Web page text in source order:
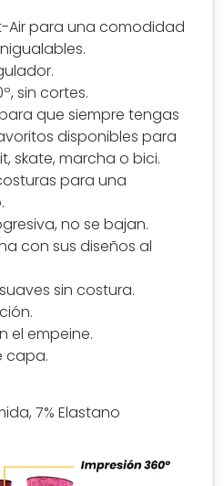
Air para una comodidad
sin cortes.
que siempre tengas
disponibles para
skate, marcha o bici.
para una
no se bajan.
con sus diseños al
sin costura.
el empeine.
capa.
7% Elastano